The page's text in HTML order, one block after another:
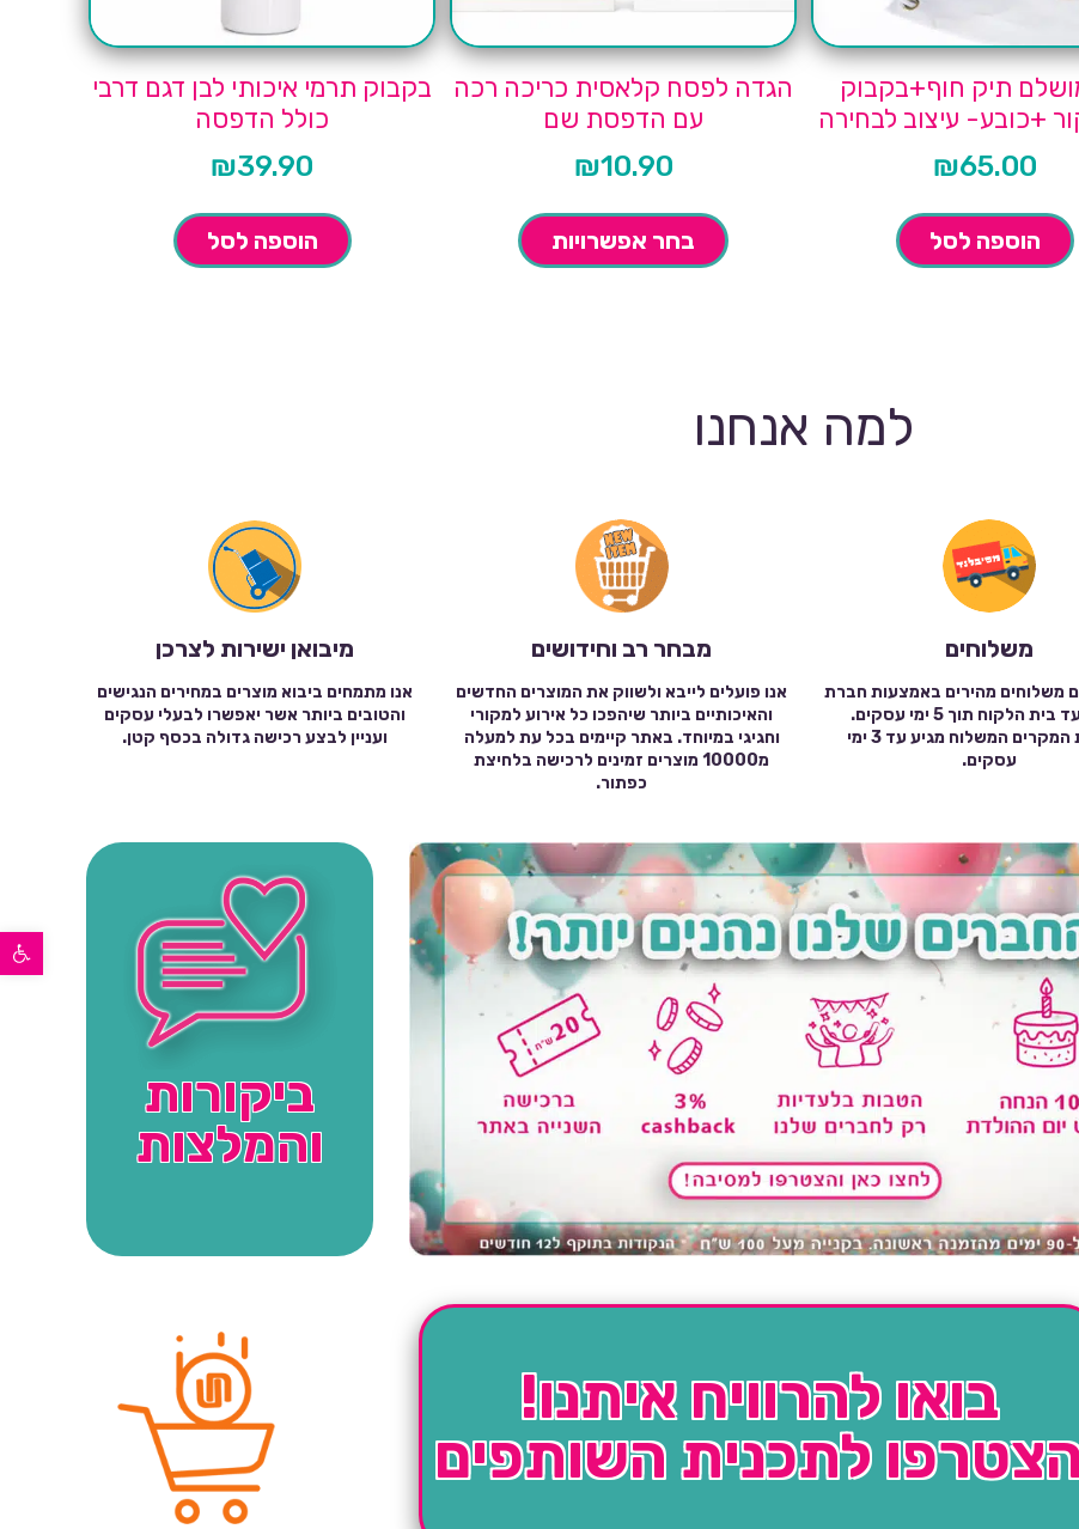
פתח סרגל נגישות
תיק חוף+בקבוק
+כובע- עיצוב לבחירה
₪65.00
הוספה לסל
הגדה לפסח קלאסית כריכה רכה
עם הדפסת שם
₪10.90
בחר אפשרויות
בקבוק תרמי איכותי לבן דגם דרבי
כולל הדפסה
₪39.90
הוספה לסל
למה אנחנו
משלוחים
משלוחים מהירים באמצעות חברת
שילוח עד בית הלקוח תוך 5 ימי עסקים.
במרבית המקרים המשלוח מגיע עד 3 ימי
עסקים.
מבחר רב וחידושים
אנו פועלים לייבא ולשווק את המוצרים החדשים
והאיכותיים ביותר שיהפכו כל אירוע למקורי
וחגיגי במיוחד. באתר קיימים בכל עת למעלה
מ10000 מוצרים זמינים לרכישה בלחיצת
כפתור.
מיבואן ישירות לצרכן
אנו מתמחים ביבוא מוצרים במחירים הנגישים
והטובים ביותר אשר יאפשרו לבעלי עסקים
ועניין לבצע רכישה גדולה בכסף קטן.
ביקורות
והמלצות
בואו להרוויח איתנו!
לתכנית השותפים